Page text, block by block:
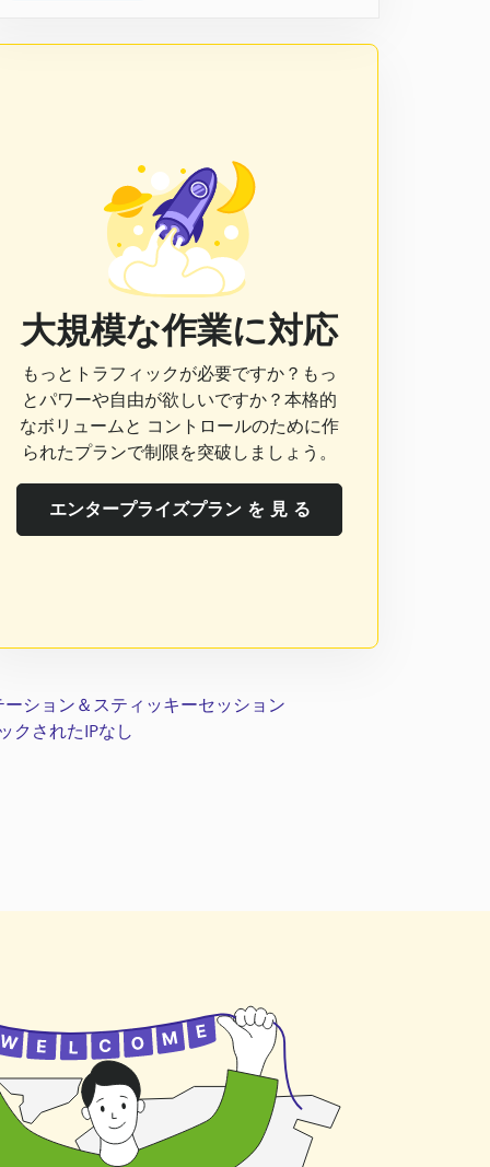
大規模な作業に対応
もっとトラフィックが必要ですか？もっ
とパワーや自由が欲しいですか？本格的
なボリュームと コントロールのために作
られたプランで制限を突破しましょう。
エンタープライズプラン を 見 る
ション＆スティッキーセッション
クされたIPなし